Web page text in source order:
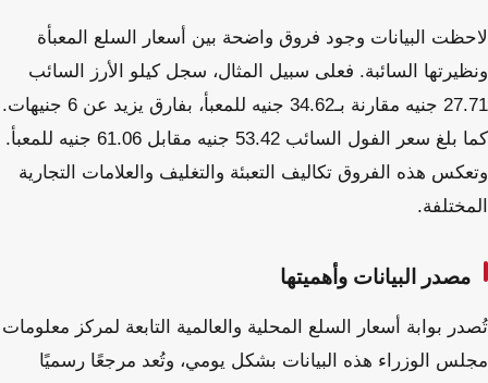
لاحظت البيانات وجود فروق واضحة بين أسعار السلع المعبأة
ونظيرتها السائبة. فعلى سبيل المثال، سجل كيلو الأرز السائب
27.71 جنيه مقارنة بـ34.62 جنيه للمعبأ، بفارق يزيد عن 6 جنيهات.
كما بلغ سعر الفول السائب 53.42 جنيه مقابل 61.06 جنيه للمعبأ.
وتعكس هذه الفروق تكاليف التعبئة والتغليف والعلامات التجارية
المختلفة.
مصدر البيانات وأهميتها
تُصدر بوابة أسعار السلع المحلية والعالمية التابعة لمركز معلومات
مجلس الوزراء هذه البيانات بشكل يومي، وتُعد مرجعًا رسميًا